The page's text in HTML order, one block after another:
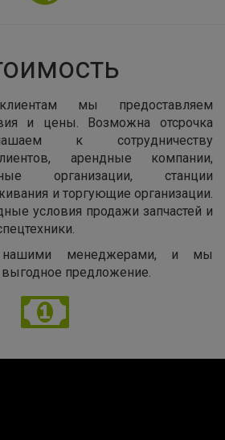
мы предоставляем
и цены. Возможна отсрочка
к сотрудничеству
арендные компании,
организации, станции
и торгующие организации.
условия продажи запчастей и
менеджерами, и мы
предложение.